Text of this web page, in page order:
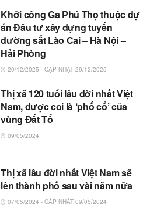
Khởi công Ga Phú Thọ thuộc dự
án Đầu tư xây dựng tuyến
đường sắt Lào Cai – Hà Nội –
Hải Phòng
20/12/2025 - CẬP NHẬT 29/12/2025
Thị xã 120 tuổi lâu đời nhất Việt
Nam, được coi là ‘phố cổ’ của
vùng Đất Tổ
09/05/2024
Thị xã lâu đời nhất Việt Nam sẽ
lên thành phố sau vài năm nữa
07/05/2024 - CẬP NHẬT 09/05/2024